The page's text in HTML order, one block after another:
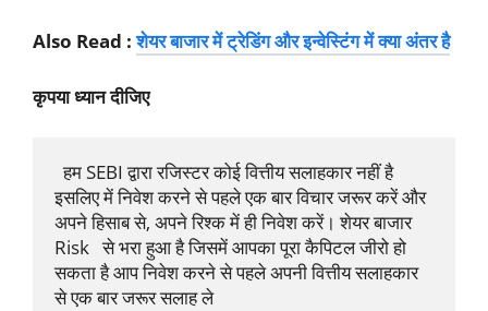
Also Read :शेयर बाजार में ट्रेडिंग और इन्वेस्टिंग में क्या अंतर है
कृपया ध्यान दीजिए
  हम SEBI द्वारा रजिस्टर कोई वित्तीय सलाहकार नहीं है
इसलिए में निवेश करने से पहले एक बार विचार जरूर करें और
अपने हिसाब से, अपने रिश्क में ही निवेश करें। शेयर बाजार
Risk   से भरा हुआ है जिसमें आपका पूरा कैपिटल जीरो हो
सकता है आप निवेश करने से पहले अपनी वित्तीय सलाहकार
से एक बार जरूर सलाह ले